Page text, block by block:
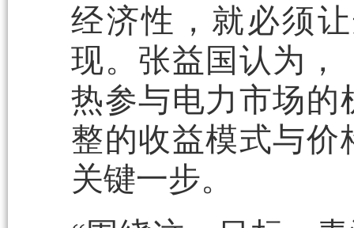
经济性，就必须
现。张益国认为，
热参与电力市场的
整的收益模式与价
关键一步。